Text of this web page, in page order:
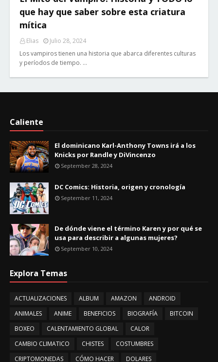
que hay que saber sobre esta criatura
mítica
Elias
Julio 28, 2024
Los vampiros tienen una historia que abarca diferentes culturas
y períodos de tiempo. …
Caliente
El dominicano Karl-Anthony Towns irá a los
Knicks por Randle y DiVincenzo
September 28, 2024
DC Comics: Historia, origen y cronología
September 11, 2024
De dónde viene el término Karen y por qué se
usa para describir a algunas mujeres?
September 10, 2024
Explora Temas
ACTUALIZACIONES ALBUM AMAZON
ANDROID
ANIMALES
ANIME BENEFICIOS BIOGRAFÍA
BITCOIN
BOXEO
CALENTAMIENTO GLOBAL
CALOR
CAMBIO CLIMATICO
CHISTES
COSTUMBRES
CRIPTOMONEDAS
CÓMO HACER DOLARES